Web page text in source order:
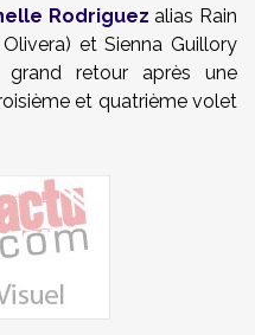
Rodriguez alias Rain
et Sienna Guillory
retour après une
et quatrième volet